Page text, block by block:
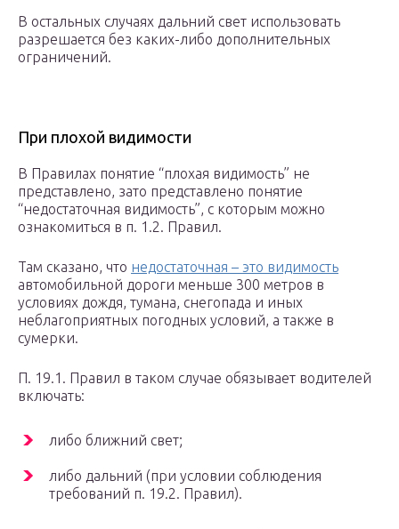
В остальных случаях дальний свет использовать
разрешается без каких-либо дополнительных
ограничений.
При плохой видимости
В Правилах понятие “плохая видимость” не
представлено, зато представлено понятие
“недостаточная видимость”, с которым можно
ознакомиться в п. 1.2. Правил.
Там сказано, что недостаточная – это видимость
автомобильной дороги меньше 300 метров в
условиях дождя, тумана, снегопада и иных
неблагоприятных погодных условий, а также в
сумерки.
П. 19.1. Правил в таком случае обязывает водителей
включать:
либо ближний свет;
либо дальний (при условии соблюдения
требований п. 19.2. Правил).